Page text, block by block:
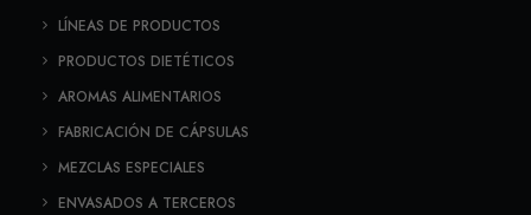
LÍNEAS DE PRODUCTOS
PRODUCTOS DIETÉTICOS
AROMAS ALIMENTARIOS
FABRICACIÓN DE CÁPSULAS
MEZCLAS ESPECIALES
ENVASADOS A TERCEROS